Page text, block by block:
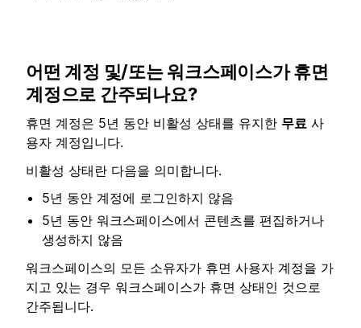
어떤 계정 및/또는 워크스페이스가 휴면
계정으로 간주되나요?
휴면 계정은 5년 동안 비활성 상태를 유지한 무료 사
용자 계정입니다.
비활성 상태란 다음을 의미합니다.
5년 동안 계정에 로그인하지 않음
5년 동안 워크스페이스에서 콘텐츠를 편집하거나
생성하지 않음
워크스페이스의 모든 소유자가 휴면 사용자 계정을 가
지고 있는 경우 워크스페이스가 휴면 상태인 것으로
간주됩니다.